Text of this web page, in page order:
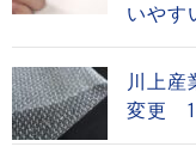
いやす
川上
変更